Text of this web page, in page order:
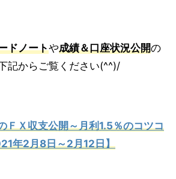
ドノートや成績＆口座状況公開の
記からご覧ください(^^)/
ＦＸ収支公開～月利1.5％のコツコ
年2月8日～2月12日】